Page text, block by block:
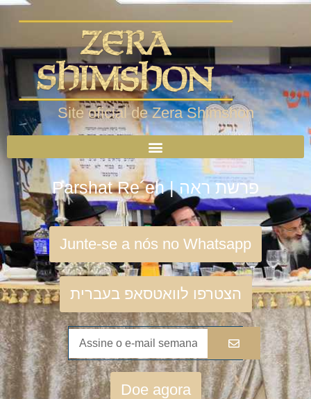
Site oficial de Zera Shimshon
Parshat Re´eh | פרשת ראה
Junte-se a nós no Whatsapp
הצטרפו לוואטסאפ בעברית
Doe agora